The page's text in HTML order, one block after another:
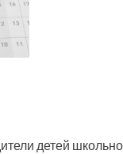
детей